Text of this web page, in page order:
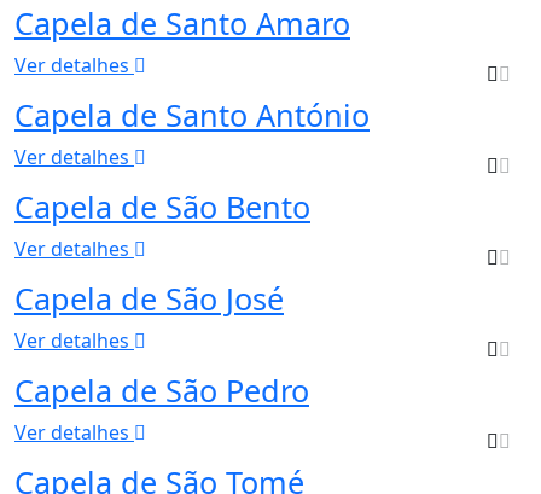
Capela de Santo Amaro
Ver detalhes
Capela de Santo António
Ver detalhes
Capela de São Bento
Ver detalhes
Capela de São José
Ver detalhes
Capela de São Pedro
Ver detalhes
Capela de São Tomé